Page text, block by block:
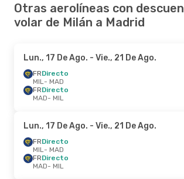
Otras aerolíneas con
volar de Milán a Madrid
Lun., 17 De Ago. - Vie., 21 De Ago.
FRDirecto
MIL- MAD
FRDirecto
MAD- MIL
Lun., 17 De Ago. - Vie., 21 De Ago.
FRDirecto
MIL- MAD
FRDirecto
MAD- MIL